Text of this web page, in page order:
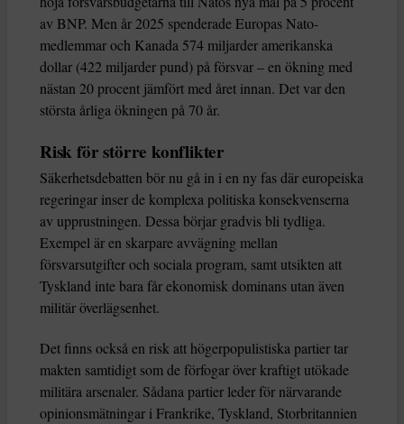
av BNP. Men år 2025 spenderade Europas Nato-
medlemmar och Kanada 574 miljarder amerikanska
dollar (422 miljarder pund) på försvar – en ökning med
nästan 20 procent jämfört med året innan. Det var den
största årliga ökningen på 70 år.
Risk för större konflikter
Säkerhetsdebatten bör nu gå in i en ny fas där europeiska
regeringar inser de komplexa politiska konsekvenserna
av upprustningen. Dessa börjar gradvis bli tydliga.
Exempel är en skarpare avvägning mellan
försvarsutgifter och sociala program, samt utsikten att
Tyskland inte bara får ekonomisk dominans utan även
militär överlägsenhet.
Det finns också en risk att högerpopulistiska partier tar
makten samtidigt som de förfogar över kraftigt utökade
militära arsenaler. Sådana partier leder för närvarande
opinionsmätningar i Frankrike, Tyskland, Storbritannien